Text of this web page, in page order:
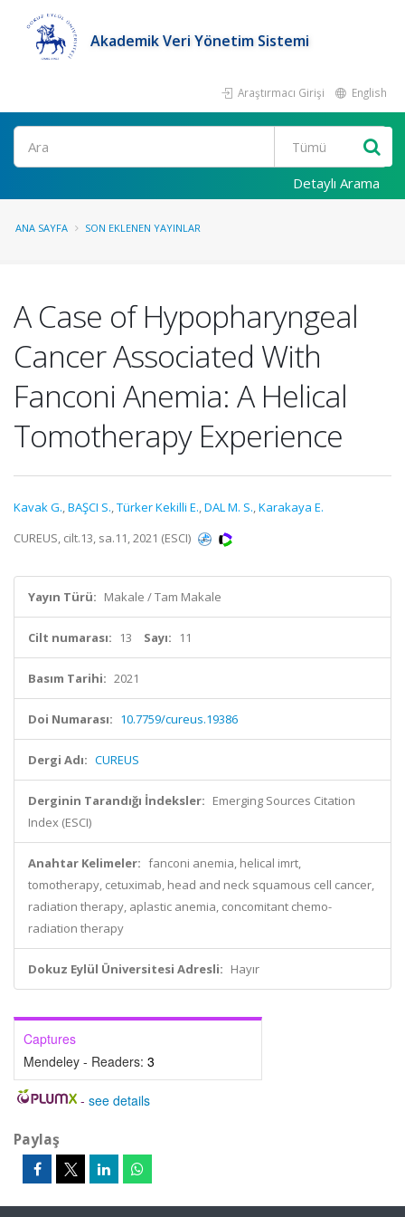
Akademik Veri Yönetim Sistemi
Araştırmacı Girişi English
Ara
Detaylı Arama
ANA SAYFA SON EKLENEN YAYINLAR
A Case of Hypopharyngeal
Cancer Associated With
Fanconi Anemia: A Helical
Tomotherapy Experience
Kavak G.,BAŞCI S.,Türker Kekilli E.,DAL M. S.,Karakaya E.
CUREUS, cilt.13, sa.11, 2021 (ESCI)
Yayın Türü: Makale / Tam Makale
Cilt numarası: 13 Sayı: 11
Basım Tarihi: 2021
Doi Numarası: 10.7759/cureus.19386
Dergi Adı: CUREUS
Derginin Tarandığı İndeksler: Emerging Sources Citation
Index (ESCI)
Anahtar Kelimeler: fanconi anemia, helical imrt,
tomotherapy, cetuximab, head and neck squamous cell cancer,
radiation therapy, aplastic anemia, concomitant chemo-
radiation therapy
Dokuz Eylül Üniversitesi Adresli: Hayır
Captures
Mendeley - Readers: 3
- see details
Paylaş